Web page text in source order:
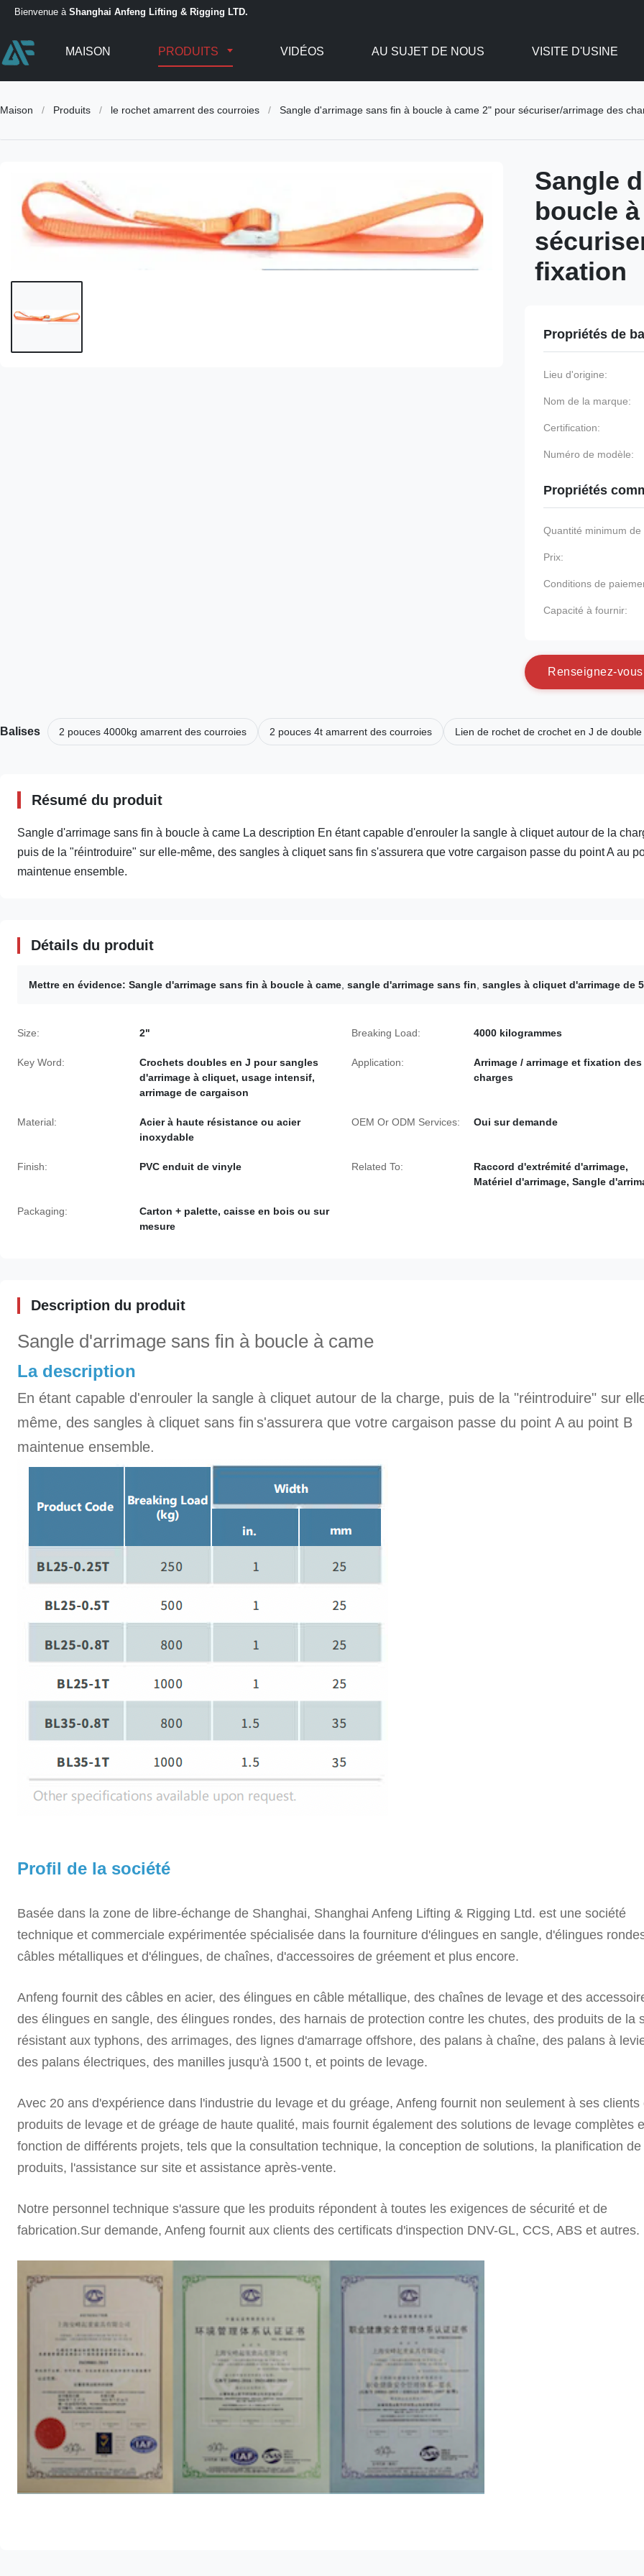
Bienvenue à Shanghai Anfeng Lifting & Rigging LTD.
MAISON PRODUITS VIDÉOS AU SUJET DE NOUS VISITE D'USINE
Maison / Produits / le rochet amarrent des courroies / Sangle d'arrimage sans fin à boucle à came 2" pour sécuriser/arrimage des
Sangle
boucle
fixation
Propriétés de
Lieu d'origine:
Nom de la marque:
Certification:
Numéro de modèle:
Propriétés
Quantité minimum
Prix:
Conditions de
Capacité à fournir:
Renseignez-vous
Balises 2 pouces 4000kg amarrent des courroies 2 pouces 4t amarrent des courroies Lien de rochet de crochet en J de
Résumé du produit
Sangle d'arrimage sans fin à boucle à came La description En étant capable d'enrouler la sangle à cliquet autour de la
puis de la "réintroduire" sur elle-même, des sangles à cliquet sans fin s'assurera que votre cargaison passe du point A au
maintenue ensemble.
Détails du produit
Mettre en évidence: Sangle d'arrimage sans fin à boucle à came sangle d'arrimage sans fin sangles à cliquet d'arrimage de 5
Size: 2" Breaking Load: 4000 kilogrammes
Key Word:
Crochets doubles en J pour sangles
d'arrimage à cliquet, usage intensif,
arrimage de cargaison
Application:
Arrimage / arrimage et fixation des
charges
Material:
Acier à haute résistance ou acier
inoxydable
OEM Or ODM Services: Oui sur demande
Finish: PVC enduit de vinyle Related To:
Raccord d'extrémité d'arrimage,
Matériel d'arrimage, Sangle
Packaging:
Carton + palette, caisse en bois ou sur
mesure
Description du produit
Sangle d'arrimage sans fin à boucle à came
La description
En étant capable d'enrouler la sangle à cliquet autour de la charge, puis de la "réintroduire" sur
même, des sangles à cliquet sans fin s'assurera que votre cargaison passe du point A au point B
maintenue ensemble.
Profil de la société
Basée dans la zone de libre-échange de Shanghai, Shanghai Anfeng Lifting & Rigging Ltd. est une société
technique et commerciale expérimentée spécialisée dans la fourniture d'élingues en sangle, d'élingues
câbles métalliques et d'élingues, de chaînes, d'accessoires de gréement et plus encore.
Anfeng fournit des câbles en acier, des élingues en câble métallique, des chaînes de levage et des
des élingues en sangle, des élingues rondes, des harnais de protection contre les chutes, des produits de la
résistant aux typhons, des arrimages, des lignes d'amarrage offshore, des palans à chaîne, des palans à
des palans électriques, des manilles jusqu'à 1500 t, et points de levage.
Avec 20 ans d'expérience dans l'industrie du levage et du gréage, Anfeng fournit non seulement à ses clients
produits de levage et de gréage de haute qualité, mais fournit également des solutions de levage complètes
fonction de différents projets, tels que la consultation technique, la conception de solutions, la planification de
produits, l'assistance sur site et assistance après-vente.
Notre personnel technique s'assure que les produits répondent à toutes les exigences de sécurité et de
fabrication.Sur demande, Anfeng fournit aux clients des certificats d'inspection DNV-GL, CCS, ABS et autres.